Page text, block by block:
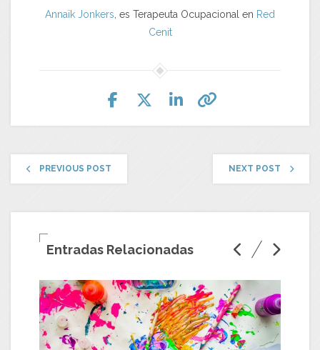
Annaïk Jonkers , es Terapeuta Ocupacional en Red
Cenit
PREVIOUS POST NEXT POST
Entradas Relacionadas